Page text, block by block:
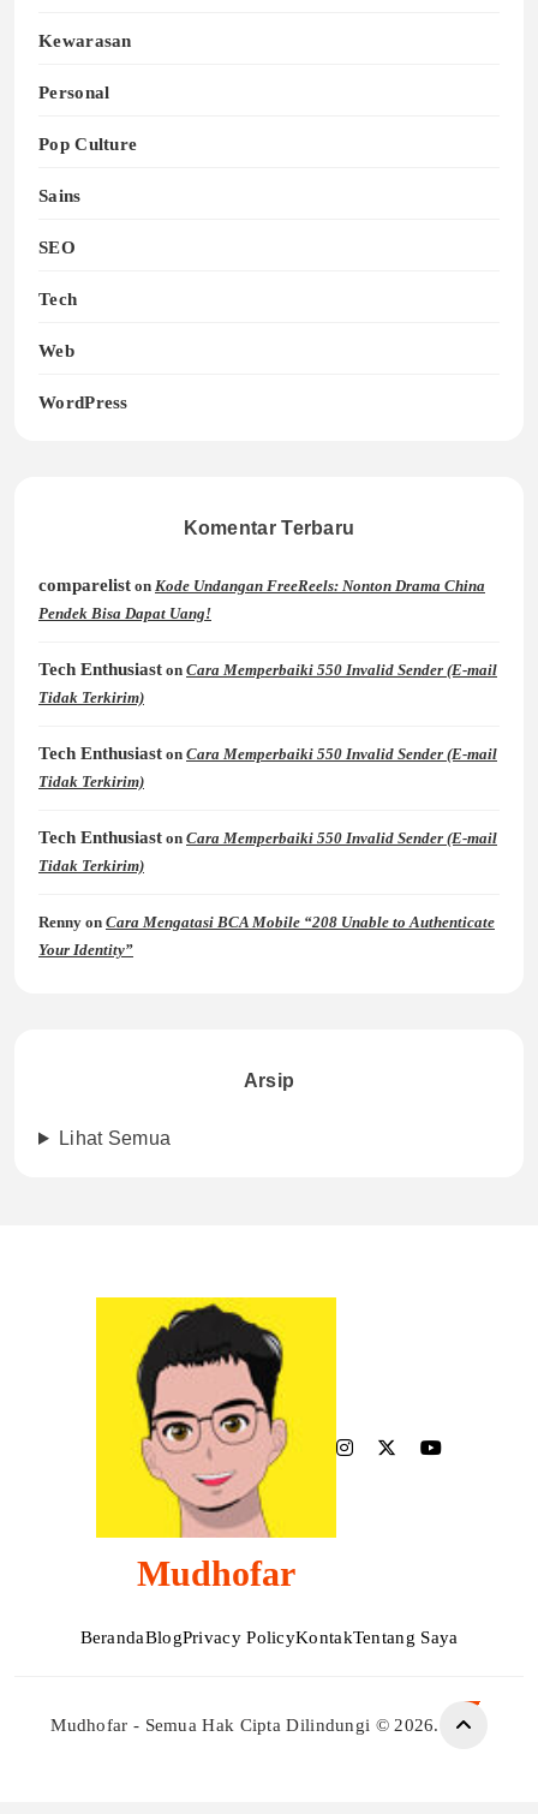
Kewarasan
Personal
Pop Culture
Sains
SEO
Tech
Web
WordPress
Komentar Terbaru
comparelist on Kode Undangan FreeReels: Nonton Drama China
Pendek Bisa Dapat Uang!
Tech Enthusiast on Cara Memperbaiki 550 Invalid Sender (E-mail
Tidak Terkirim)
Tech Enthusiast on Cara Memperbaiki 550 Invalid Sender (E-mail
Tidak Terkirim)
Tech Enthusiast on Cara Memperbaiki 550 Invalid Sender (E-mail
Tidak Terkirim)
Renny on Cara Mengatasi BCA Mobile “208 Unable to Authenticate
Your Identity”
Arsip
Lihat Semua
Mudhofar
BerandaBlogPrivacy PolicyKontakTentang Saya
Mudhofar - Semua Hak Cipta Dilindungi © 2026.